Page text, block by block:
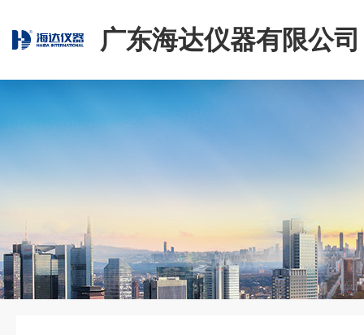
广东海达仪器有限公司